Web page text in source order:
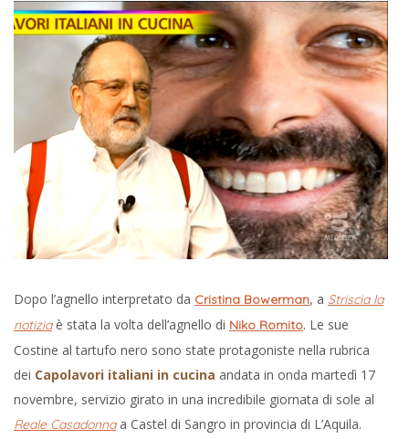
Dopo l’agnello interpretato da Cristina Bowerman, a Striscia la
notiziaè stata la volta dell’agnello di Niko Romito. Le sue
Costine al tartufo nero sono state protagoniste nella rubrica
dei Capolavori italiani in cucina andata in onda martedì 17
novembre, servizio girato in una incredibile giornata di sole al
Reale Casadonnaa Castel di Sangro in provincia di L’Aquila.